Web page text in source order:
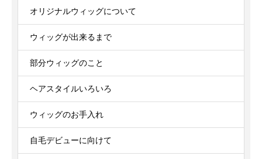
オリジナルウィッグについて
ウィッグが出来るまで
部分ウィッグのこと
ヘアスタイルいろいろ
ウィッグのお手入れ
自毛デビューに向けて